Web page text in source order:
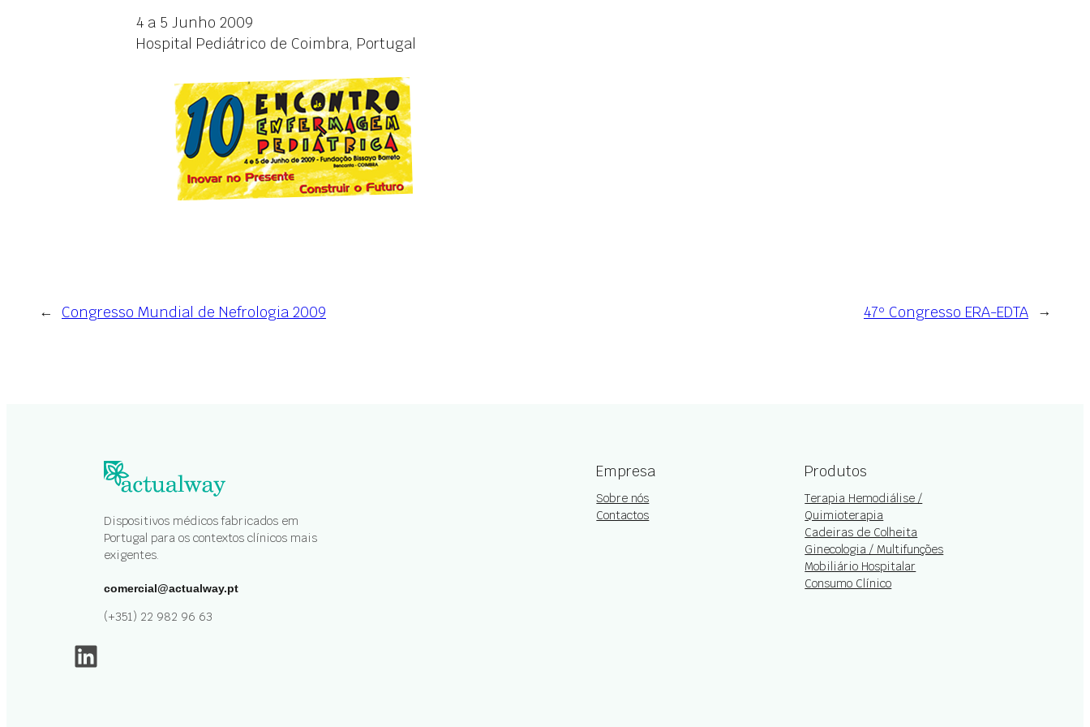
4 a 5 Junho 2009
Hospital Pediátrico de Coimbra, Portugal
← Congresso Mundial de Nefrologia 2009 47º Congresso ERA-EDTA →
Dispositivos médicos fabricados em
Portugal para os contextos clínicos mais
exigentes.
comercial@actualway.pt
(+351) 22 982 96 63
LinkedIn
Empresa
Sobre nós
Contactos
Produtos
Terapia Hemodiálise /
Quimioterapia
Cadeiras de Colheita
Ginecologia / Multifunções
Mobiliário Hospitalar
Consumo Clínico